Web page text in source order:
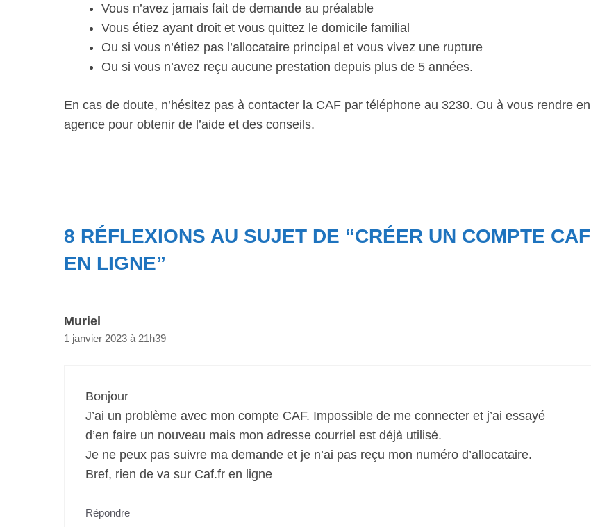
Vous n’avez jamais fait de demande au préalable
Vous étiez ayant droit et vous quittez le domicile familial
Ou si vous n’étiez pas l’allocataire principal et vous vivez une rupture
Ou si vous n’avez reçu aucune prestation depuis plus de 5 années.
En cas de doute, n’hésitez pas à contacter la CAF par téléphone au 3230. Ou à vous rendre en
agence pour obtenir de l’aide et des conseils.
8 RÉFLEXIONS AU SUJET DE “CRÉER UN COMPTE CAF
EN LIGNE”
Muriel
1 janvier 2023 à 21h39
Bonjour
J’ai un problème avec mon compte CAF. Impossible de me connecter et j’ai essayé
d’en faire un nouveau mais mon adresse courriel est déjà utilisé.
Je ne peux pas suivre ma demande et je n’ai pas reçu mon numéro d’allocataire.
Bref, rien de va sur Caf.fr en ligne
Répondre